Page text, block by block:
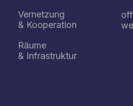
Vernetzung
& Kooperation
Räume
& Infrastruktur